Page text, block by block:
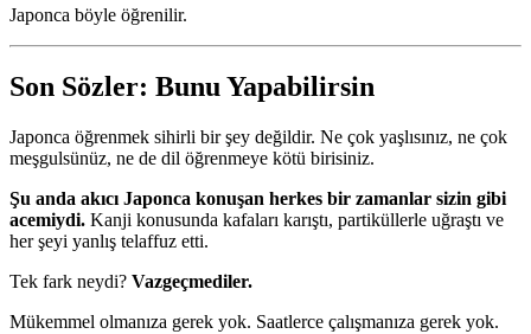
Japonca böyle öğrenilir.
Son Sözler: Bunu Yapabilirsin
Japonca öğrenmek sihirli bir şey değildir. Ne çok yaşlısınız, ne çok
meşgulsünüz, ne de dil öğrenmeye kötü birisiniz.
Şu anda akıcı Japonca konuşan herkes bir zamanlar sizin gibi
acemiydi. Kanji konusunda kafaları karıştı, partiküllerle uğraştı ve
her şeyi yanlış telaffuz etti.
Tek fark neydi? Vazgeçmediler.
Mükemmel olmanıza gerek yok. Saatlerce çalışmanıza gerek yok.